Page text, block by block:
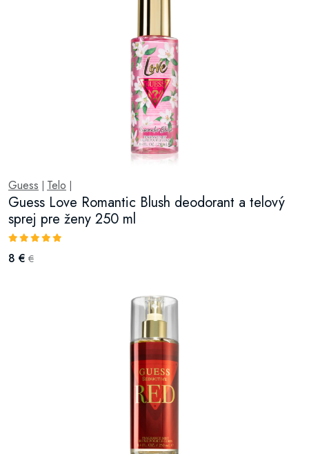
Guess Telo
Guess Love Romantic Blush deodorant a telový
sprej pre ženy 250 ml
8 € €